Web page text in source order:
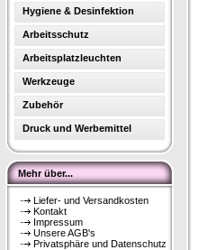
Hygiene & Desinfektion
Arbeitsschutz
Arbeitsplatzleuchten
Werkzeuge
Zubehör
Druck und Werbemittel
Mehr über...
Liefer- und Versandkosten
Kontakt
Impressum
Unsere AGB's
Privatsphäre und Datenschutz